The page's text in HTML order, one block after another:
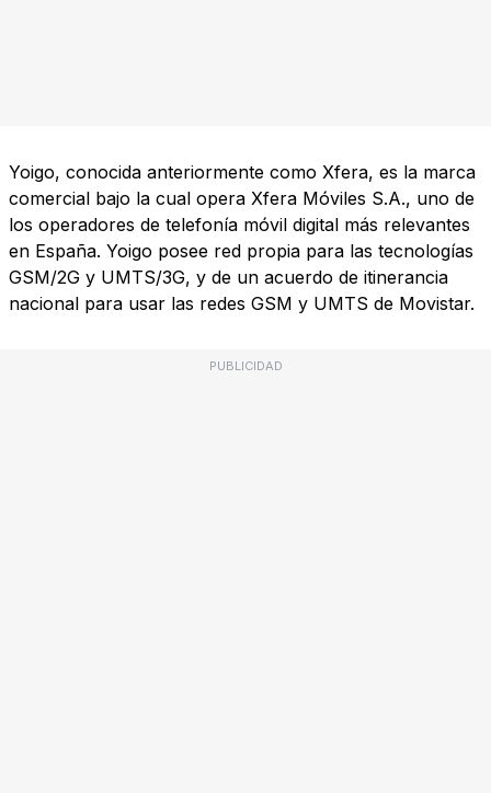
Yoigo, conocida anteriormente como Xfera, es la marca
comercial bajo la cual opera Xfera Móviles S.A., uno de
los operadores de telefonía móvil digital más relevantes
en España. Yoigo posee red propia para las tecnologías
GSM/2G y UMTS/3G, y de un acuerdo de itinerancia
nacional para usar las redes GSM y UMTS de Movistar.
PUBLICIDAD